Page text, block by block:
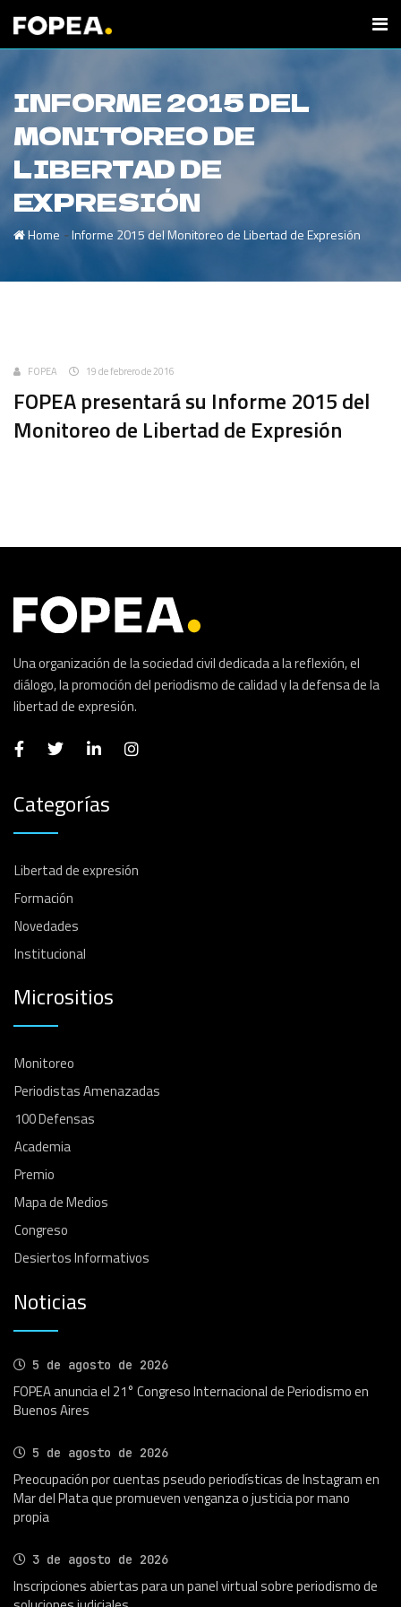
INFORME 2015 DEL
MONITOREO DE
LIBERTAD DE
EXPRESIÓN
Home -Informe 2015 del Monitoreo de Libertad de Expresión
Uncategorized
FOPEA 19 de febrero de 2016
FOPEA presentará su Informe 2015 del
Monitoreo de Libertad de Expresión
Una organización de la sociedad civil dedicada a la reflexión, el
diálogo, la promoción del periodismo de calidad y la defensa de la
libertad de expresión.
Categorías
Libertad de expresión
Formación
Novedades
Institucional
Micrositios
Monitoreo
Periodistas Amenazadas
100 Defensas
Academia
Premio
Mapa de Medios
Congreso
Desiertos Informativos
Noticias
5 de agosto de 2026
FOPEA anuncia el 21° Congreso Internacional de Periodismo en
Buenos Aires
5 de agosto de 2026
Preocupación por cuentas pseudo periodísticas de Instagram en
Mar del Plata que promueven venganza o justicia por mano
propia
3 de agosto de 2026
Inscripciones abiertas para un panel virtual sobre periodismo de